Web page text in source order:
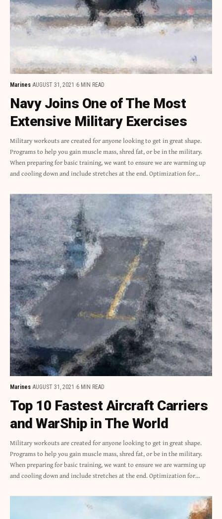
Marines AUGUST 31, 2021 6 MIN READ
Navy Joins One of The Most
Extensive Military Exercises
Military workouts are created for anyone looking to get in great shape.
Programs to help you gain muscle mass, shred fat, or be in the military.
When preparing for basic training, we want to ensure we are warming up
and cooling down and include stretches at the end. Optimization for…
Marines AUGUST 31, 2021 6 MIN READ
Top 10 Fastest Aircraft Carriers
and WarShip in The World
Military workouts are created for anyone looking to get in great shape.
Programs to help you gain muscle mass, shred fat, or be in the military.
When preparing for basic training, we want to ensure we are warming up
and cooling down and include stretches at the end. Optimization for…